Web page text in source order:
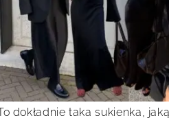
dokładnie taka sukienka,